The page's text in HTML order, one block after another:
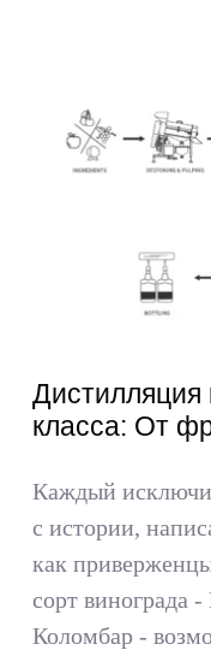
Дистилляция
класса: От
Каждый
с истории,
как
сорт винограда
Коломбар -